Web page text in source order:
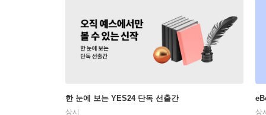
한 눈에 보는 YES24 단독 선출간
상시 상